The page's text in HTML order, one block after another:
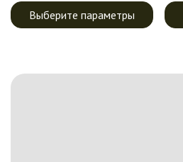
Выберите параметры